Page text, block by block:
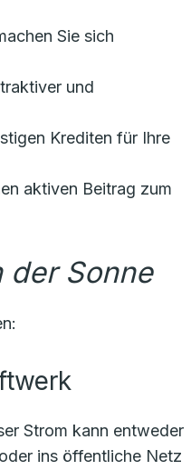
Sie sich
und
Krediten für Ihre
aktiven Beitrag zum
der Sonne
Strom kann entweder
ins öffentliche Netz